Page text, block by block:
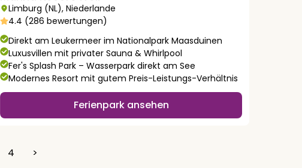
Limburg (NL), Niederlande
4.4 (286 bewertungen)
Direkt am Leukermeer im Nationalpark Maasduinen
Luxusvillen mit privater Sauna & Whirlpool
Fer's Splash Park – Wasserpark direkt am See
Modernes Resort mit gutem Preis-Leistungs-Verhältnis
Ferienpark ansehen
4 >